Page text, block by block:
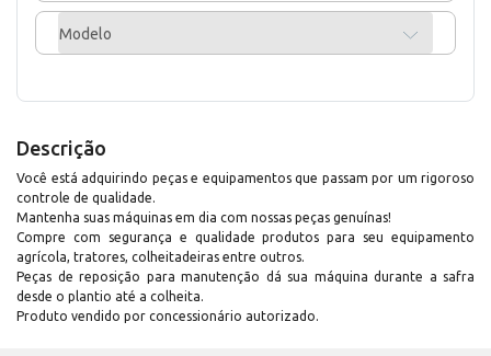
Modelo
Descrição
Você está adquirindo peças e equipamentos que passam por um rigoroso
controle de qualidade.
Mantenha suas máquinas em dia com nossas peças genuínas!
Compre com segurança e qualidade produtos para seu equipamento
agrícola, tratores, colheitadeiras entre outros.
Peças de reposição para manutenção dá sua máquina durante a safra
desde o plantio até a colheita.
Produto vendido por concessionário autorizado.